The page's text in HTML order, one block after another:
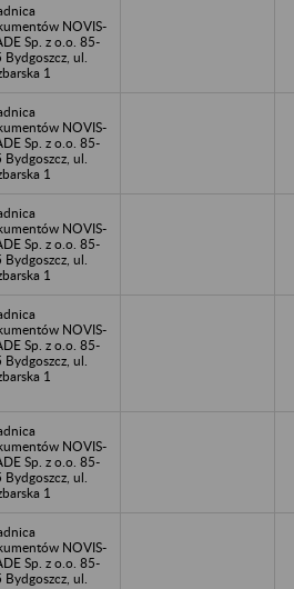
NOVIS-
Sp. z o.o. 85-
Bydgoszcz, ul.
1
NOVIS-
Sp. z o.o. 85-
Bydgoszcz, ul.
1
NOVIS-
Sp. z o.o. 85-
Bydgoszcz, ul.
1
NOVIS-
Sp. z o.o. 85-
Bydgoszcz, ul.
1
NOVIS-
Sp. z o.o. 85-
Bydgoszcz, ul.
1
NOVIS-
Sp. z o.o. 85-
Bydgoszcz, ul.